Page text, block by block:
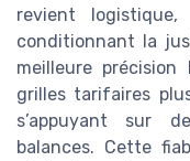
revient
conditionnant la
meilleure
grilles tarifaires
s’appuyant sur
balances. Cette